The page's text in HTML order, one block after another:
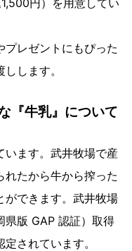
レゼントにもぴった
します。
『牛乳』について
ます。武井牧場で産
れたから牛から搾った
ができます。武井牧場
県版 GAP 認証）取得
されています。